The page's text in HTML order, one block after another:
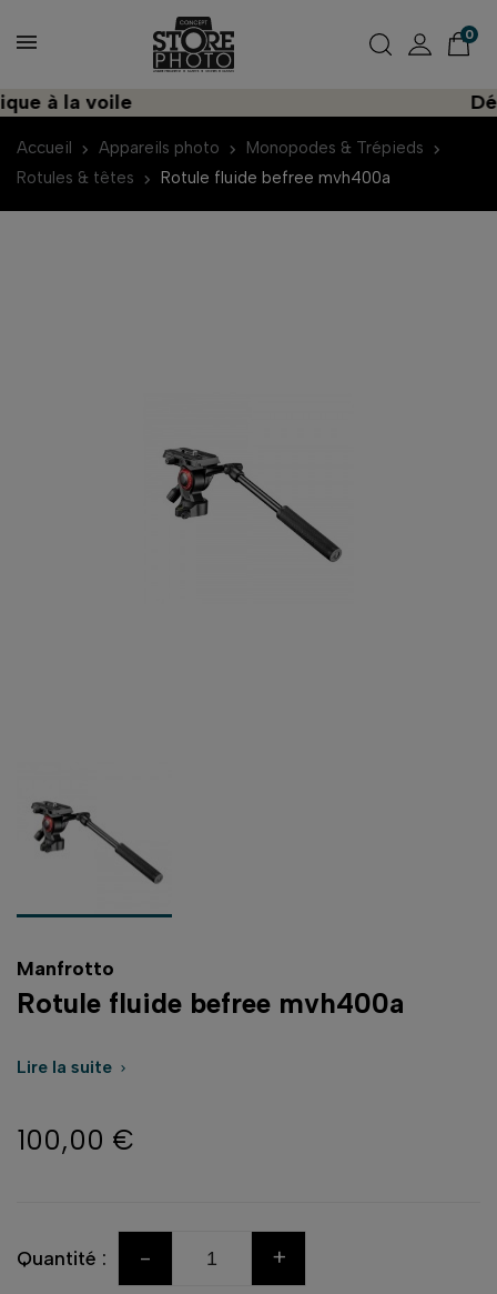
0
à la voile
Accueil Appareils photo
Monopodes & Trépieds
Rotules & têtes
Rotule fluide befree mvh400a
Manfrotto
Rotule fluide befree mvh400a
Lire la suite 
100,00 €
Quantité : - +